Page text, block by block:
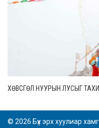
ХӨВСГӨЛ НУУРЫН ЛУСЫГ
© 2026 Бүх эрх хуулиар